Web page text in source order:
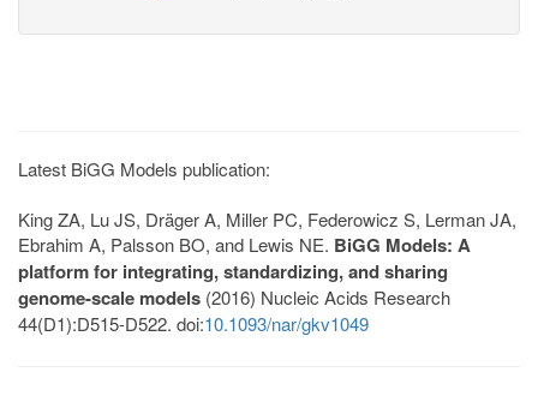
Latest BiGG Models publication:
King ZA, Lu JS, Dräger A, Miller PC, Federowicz S, Lerman JA,
Ebrahim A, Palsson BO, and Lewis NE. BiGG Models: A
platform for integrating, standardizing, and sharing
genome-scale models (2016) Nucleic Acids Research
44(D1):D515-D522. doi:10.1093/nar/gkv1049